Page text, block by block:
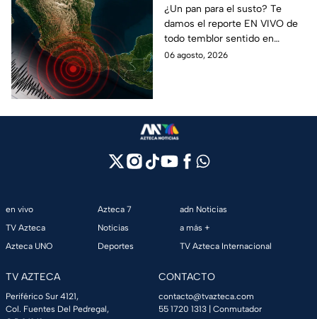
mil 500 réplicas del
sismo ocurrido en
Chiapas
¿Un pan para el susto? Te
damos el reporte EN VIVO de
todo temblor sentido en
México con epicentro,
06 agosto, 2026
en vivo
TV Azteca
Azteca UNO
Azteca 7
Noticias
Deportes
adn Noticias
a más +
TV Azteca Internacional
TV AZTECA
Periférico Sur 4121,
Col. Fuentes Del Pedregal,
CONTACTO
contacto@tvazteca.com
55 1720 1313 | Conmutador